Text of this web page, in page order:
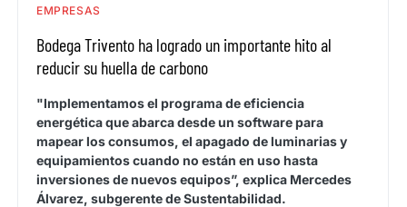
EMPRESAS
Bodega Trivento ha logrado un importante hito al
reducir su huella de carbono
"Implementamos el programa de eficiencia
energética que abarca desde un software para
mapear los consumos, el apagado de luminarias y
equipamientos cuando no están en uso hasta
inversiones de nuevos equipos”, explica Mercedes
Álvarez, subgerente de Sustentabilidad.